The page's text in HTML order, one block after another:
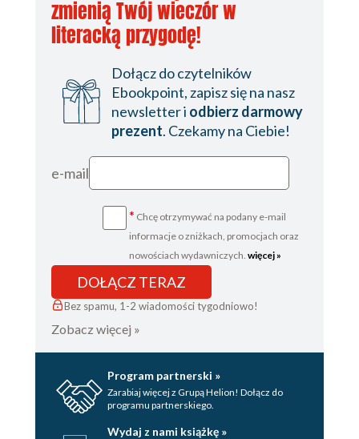
zmienią Twój wieczór w
literacką przygodę!
Dołącz do czytelników
Ebookpoint, zapisz się na nasz
newsletter i odbierz darmowy
prezent. Czekamy na Ciebie!
e-mail
* Chcę otrzymywać na podany e-mail
informacje o zniżkach, promocjach oraz
nowościach wydawniczych. więcej »
DOŁĄCZ TERAZ
Bez spamu, 1-2 wiadomości tygodniowo!
Zobacz więcej »
Program partnerski »
Zarabiaj więcej z Grupą Helion! Dołącz do
programu partnerskiego.
Wydaj z nami książkę »